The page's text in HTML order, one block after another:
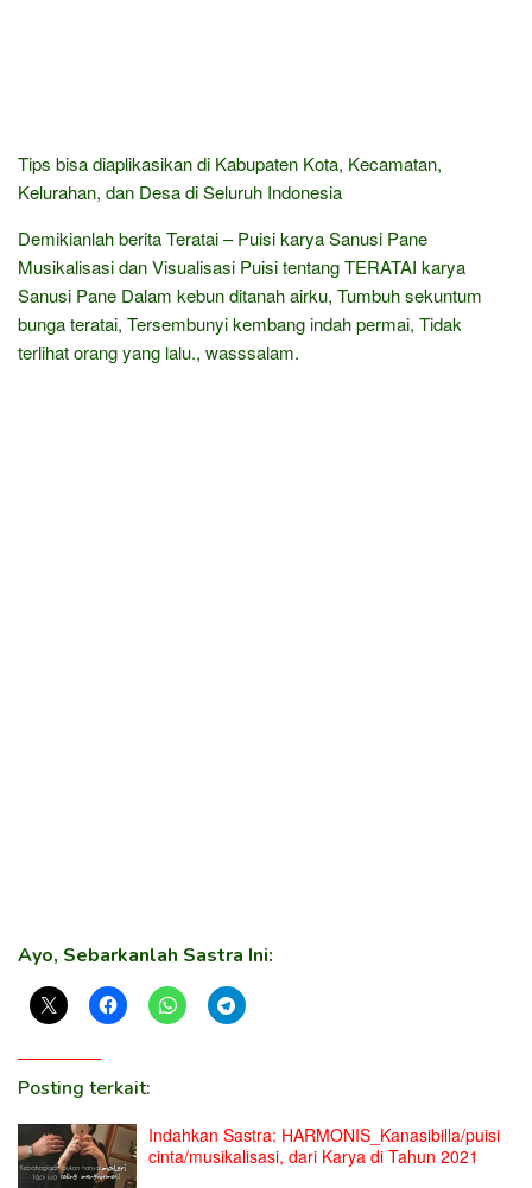
Tips bisa diaplikasikan di Kabupaten Kota, Kecamatan,
Kelurahan, dan Desa di Seluruh Indonesia
Demikianlah berita Teratai – Puisi karya Sanusi Pane
Musikalisasi dan Visualisasi Puisi tentang TERATAI karya
Sanusi Pane Dalam kebun ditanah airku, Tumbuh sekuntum
bunga teratai, Tersembunyi kembang indah permai, Tidak
terlihat orang yang lalu., wasssalam.
Ayo, Sebarkanlah Sastra Ini:
Posting terkait:
Indahkan Sastra: HARMONIS_Kanasibilla/puisi
cinta/musikalisasi, dari Karya di Tahun 2021